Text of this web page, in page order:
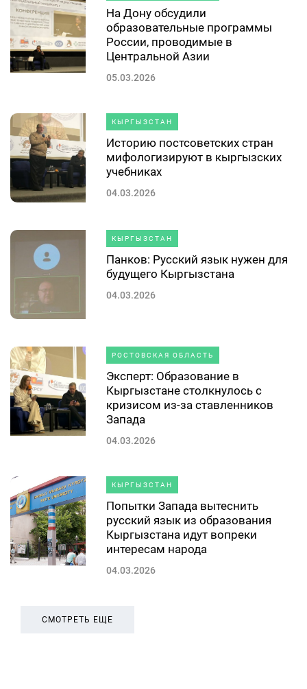
На Дону обсудили
образовательные программы
России, проводимые в
Центральной Азии
05.03.2026
КЫРГЫЗСТАН
Историю постсоветских стран
мифологизируют в кыргызских
учебниках
04.03.2026
КЫРГЫЗСТАН
Панков: Русский язык нужен для
будущего Кыргызстана
04.03.2026
РОСТОВСКАЯ ОБЛАСТЬ
Эксперт: Образование в
Кыргызстане столкнулось с
кризисом из-за ставленников
Запада
04.03.2026
КЫРГЫЗСТАН
Попытки Запада вытеснить
русский язык из образования
Кыргызстана идут вопреки
интересам народа
04.03.2026
СМОТРЕТЬ ЕЩЕ